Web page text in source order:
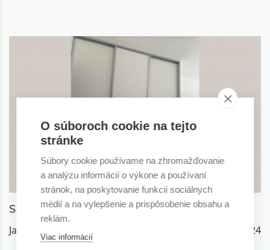
Skriňa je úplne super, kvalitná...
Jarmila H., Banská Bystrica
3.6.2024
O súboroch cookie na tejto
stránke
Súbory cookie používame na zhromažďovanie
a analýzu informácií o výkone a používaní
stránok, na poskytovanie funkcií sociálnych
médií a na vylepšenie a prispôsobenie obsahu a
reklám.
Viac informácií